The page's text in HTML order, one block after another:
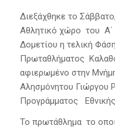
Διεξάχθηκε το
Αθλητικό χώρο του Α΄
Δομετίου η τελική
Πρωταθλήματος
αφιερωμένο στην
Αλησμόνητου Γιώργου
Προγράμματος
Το πρωτάθλημα το